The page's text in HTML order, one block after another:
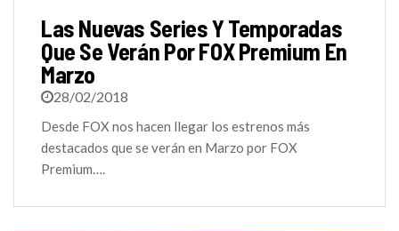
Las Nuevas Series Y Temporadas
Que Se Verán Por FOX Premium En
Marzo
28/02/2018
Desde FOX nos hacen llegar los estrenos más
destacados que se verán en Marzo por FOX
Premium….